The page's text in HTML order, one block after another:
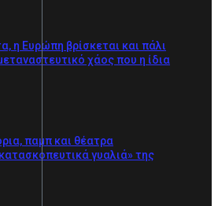
η Ευρώπη βρίσκεται και πάλι
χάος που η ίδια
παμπ και θέατρα
γυαλιά» της